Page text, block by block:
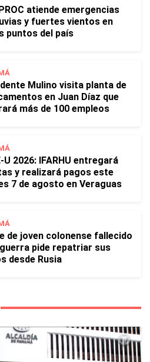
atiende emergencias
y fuertes vientos en
puntos del país
Mulino visita planta de
en Juan Díaz que
más de 100 empleos
U 2026: IFARHU entregará
y realizará pagos este
7 de agosto en Veraguas
de joven colonense fallecido
pide repatriar sus
desde Rusia